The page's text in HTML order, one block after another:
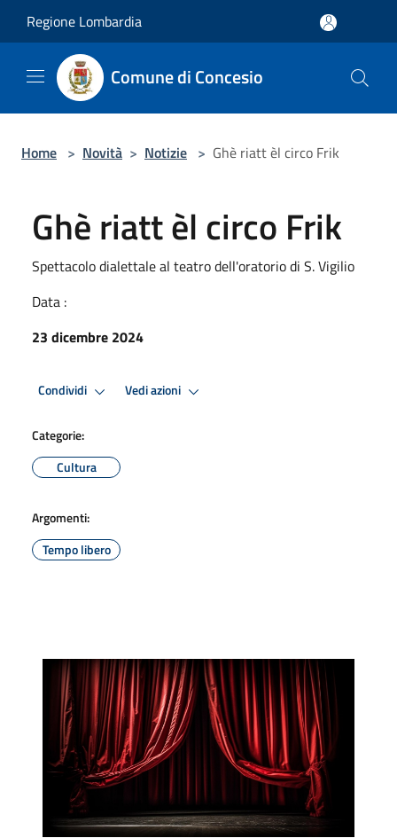
Regione Lombardia
Comune di Concesio
Home > Novità > Notizie > Ghè riatt èl circo Frik
Ghè riatt èl circo Frik
Spettacolo dialettale al teatro dell'oratorio di S. Vigilio
Data :
23 dicembre 2024
Condividi Vedi azioni
Categorie:
Cultura
Argomenti:
Tempo libero